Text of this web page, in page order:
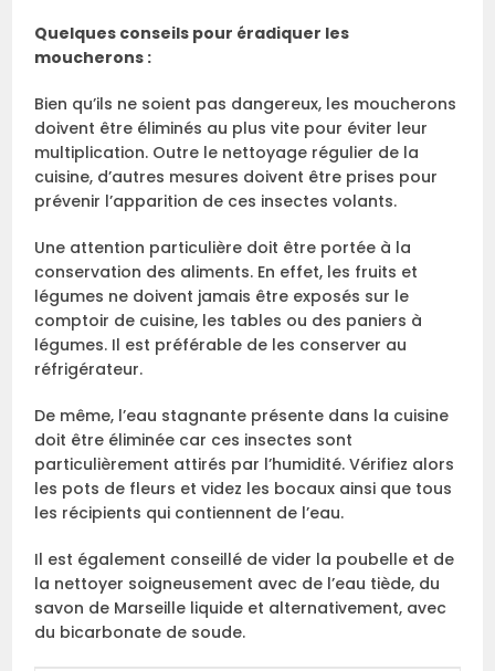
Quelques conseils pour éradiquer les
moucherons :
Bien qu’ils ne soient pas dangereux, les moucherons
doivent être éliminés au plus vite pour éviter leur
multiplication. Outre le nettoyage régulier de la
cuisine, d’autres mesures doivent être prises pour
prévenir l’apparition de ces insectes volants.
Une attention particulière doit être portée à la
conservation des aliments. En effet, les fruits et
légumes ne doivent jamais être exposés sur le
comptoir de cuisine, les tables ou des paniers à
légumes. Il est préférable de les conserver au
réfrigérateur.
De même, l’eau stagnante présente dans la cuisine
doit être éliminée car ces insectes sont
particulièrement attirés par l’humidité. Vérifiez alors
les pots de fleurs et videz les bocaux ainsi que tous
les récipients qui contiennent de l’eau.
Il est également conseillé de vider la poubelle et de
la nettoyer soigneusement avec de l’eau tiède, du
savon de Marseille liquide et alternativement, avec
du bicarbonate de soude.